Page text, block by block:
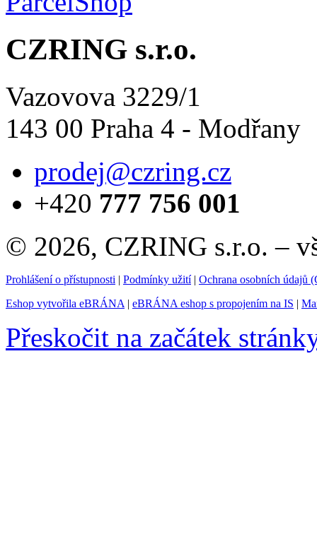
CZRING s.r.o.
Vazovova 3229/1
143 00 Praha 4 - Modřany
prodej@czring.cz
+420 777 756 001
© 2026, CZRING s.r.o. –
Prohlášení o přístupnosti | Podmínky užití| Ochrana osobních údajů
Eshop vytvořila eBRÁNA | eBRÁNA eshop s propojením na IS |
Přeskočit na začátek